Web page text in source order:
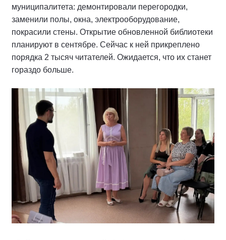
муниципалитета: демонтировали перегородки,
заменили полы, окна, электрооборудование,
покрасили стены. Открытие обновленной библиотеки
планируют в сентябре. Сейчас к ней прикреплено
порядка 2 тысяч читателей. Ожидается, что их станет
гораздо больше.